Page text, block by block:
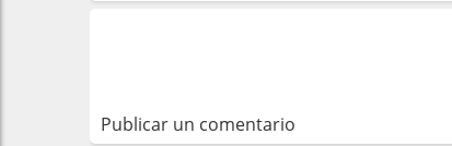
Publicar un comentario